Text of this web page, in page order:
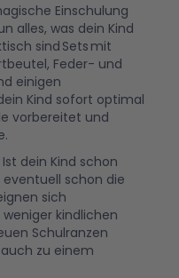
Einschulung
alles, was dein Kind
sind Sets mit
Feder- und
einigen
Kind sofort optimal
vorbereitet und
Ist dein Kind schon
schon die
sich
kindlichen
Schulranzen
zu einem